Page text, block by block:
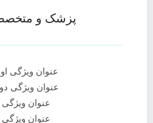
پزشک و
عنوان ویژگی
عنوان ویژگی
عنوان ویژگی
عنوان ویژگی